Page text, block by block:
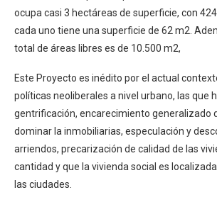
ocupa casi 3 hectáreas de superficie, con
cada uno tiene una superficie de 62 m2.
total de áreas libres es de 10.500 m2,
Este Proyecto es inédito por el actual
políticas neoliberales a nivel urbano, las que
gentrificación, encarecimiento generalizado
dominar la inmobiliarias, especulación y
arriendos, precarización de calidad de las
cantidad y que la vivienda social es
las ciudades.